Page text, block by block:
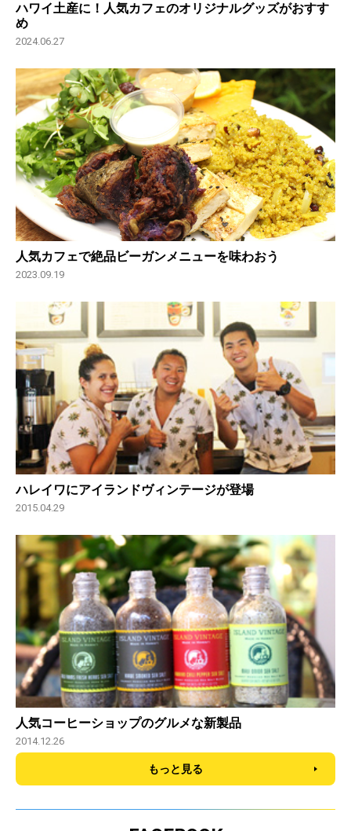
ハワイ土産に！人気カフェのオリジナルグッズがおすす
め
2024.06.27
人気カフェで絶品ビーガンメニューを味わおう
2023.09.19
ハレイワにアイランドヴィンテージが登場
2015.04.29
人気コーヒーショップのグルメな新製品
2014.12.26
もっと見る